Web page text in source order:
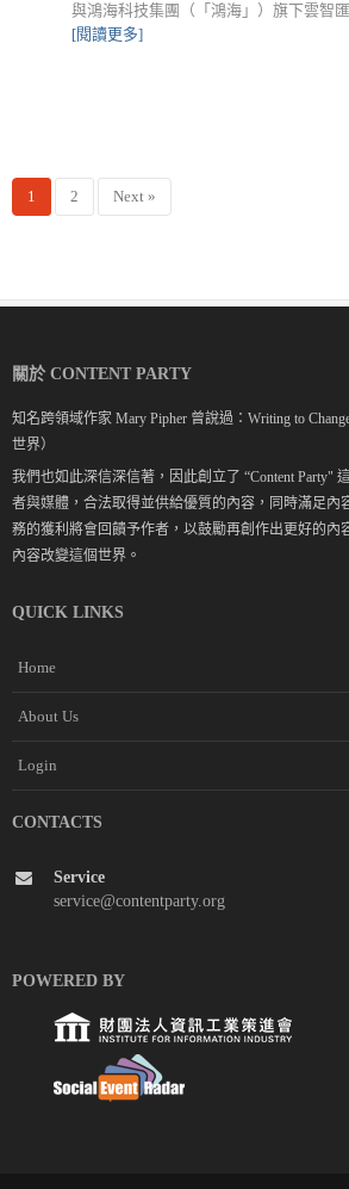
與鴻海科技集團（「鴻海」）旗下雲智
[閱讀更多]
1 2 Next »
關於 CONTENT PARTY
知名跨領域作家 Mary Pipher 曾說過：Writing to
世界）
我們也如此深信深信著，因此創立了 “Content Party"
者與媒體，合法取得並供給優質的內容，同時滿足內
務的獲利將會回饋予作者，以鼓勵再創作出更好的內
內容改變這個世界。
QUICK LINKS
Home
About Us
Login
CONTACTS
Service
service@contentparty.org
POWERED BY